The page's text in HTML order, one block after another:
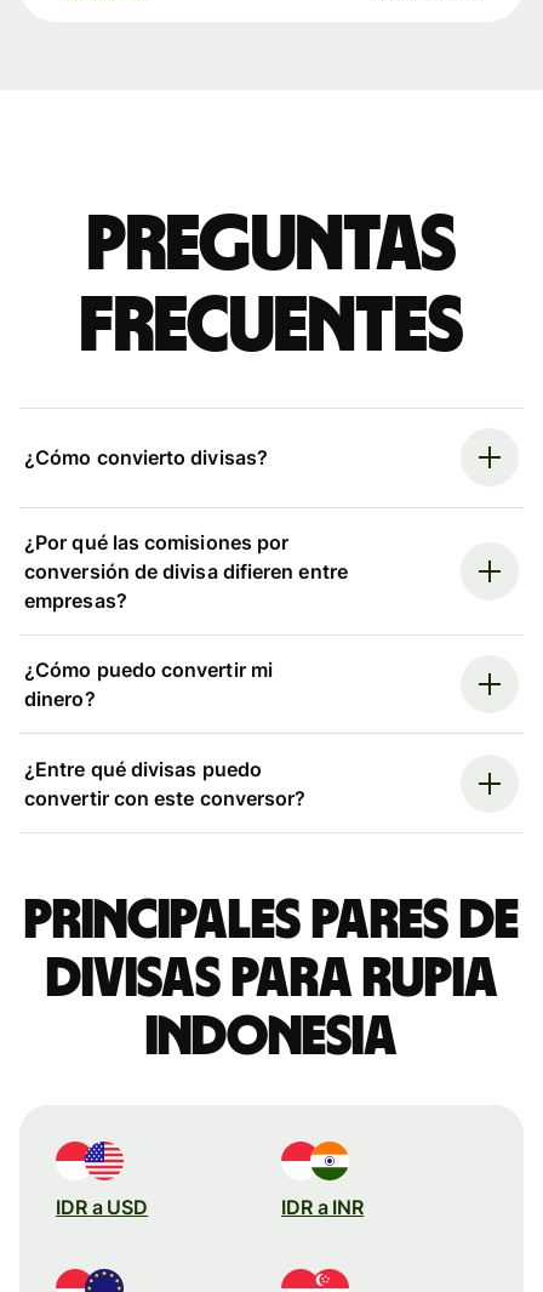
Preguntas
frecuentes
¿Cómo convierto divisas?
¿Por qué las comisiones por
conversión de divisa difieren entre
empresas?
¿Cómo puedo convertir mi
dinero?
¿Entre qué divisas puedo
convertir con este conversor?
Principales pares de
divisas para rupia
indonesia
IDR a USD IDR a INR